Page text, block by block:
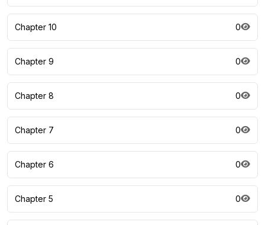
Chapter 10 0
Chapter 9 0
Chapter 8 0
Chapter 7 0
Chapter 6 0
Chapter 5 0